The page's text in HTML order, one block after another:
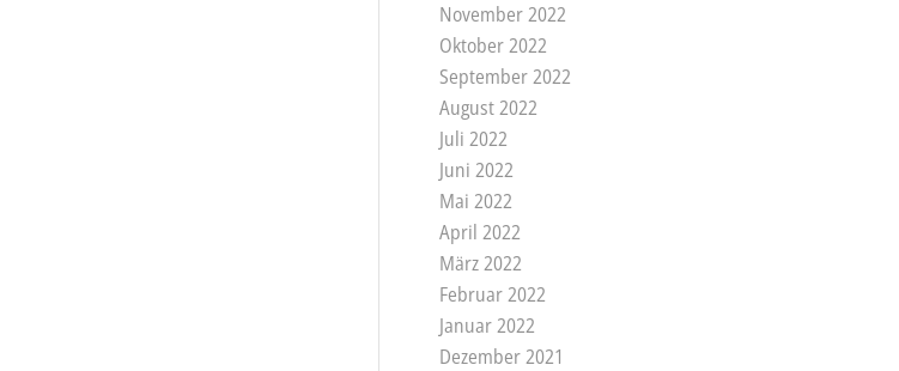
November 2022
Oktober 2022
September 2022
August 2022
Juli 2022
Juni 2022
Mai 2022
April 2022
März 2022
Februar 2022
Januar 2022
Dezember 2021